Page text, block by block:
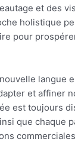
et des
holistique
pour
langue
et affiner
est toujours
que chaque